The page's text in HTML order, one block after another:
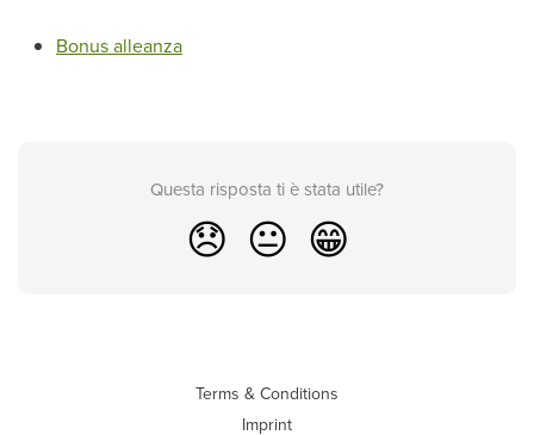
Bonus alleanza
Questa risposta ti è stata utile?
😞 😐 😁
Terms & Conditions
Imprint